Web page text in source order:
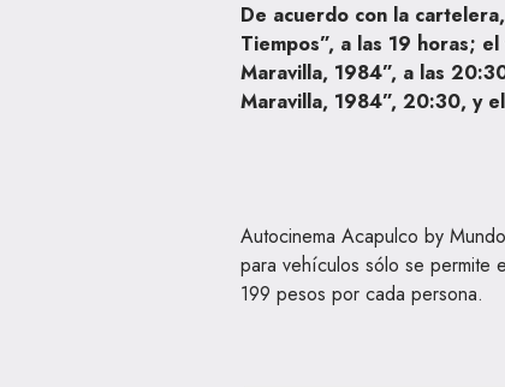
De acuerdo con la
Tiempos”, a las 19 horas;
Maravilla, 1984”, a las
Maravilla, 1984”, 20:30, y
Autocinema Acapulco by
para vehículos sólo se permite
199 pesos por cada persona.